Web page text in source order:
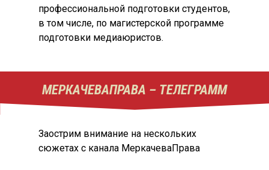
профессиональной подготовки студентов,
в том числе, по магистерской программе
подготовки медиаюристов.
МЕРКАЧЕВАПРАВА – ТЕЛЕГРАММ
Заострим внимание на нескольких
сюжетах с канала МеркачеваПрава